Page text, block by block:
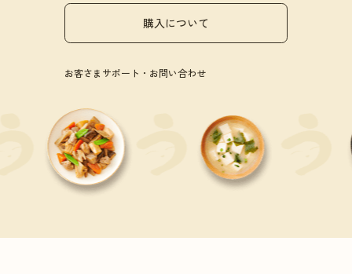
購入について
お客さまサポート・お問い合わせ